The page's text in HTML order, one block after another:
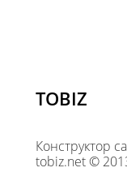
TOBIZ
Конструктор
tobiz.net ©